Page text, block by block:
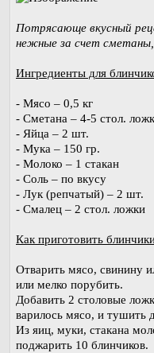
Потрясающе вкусный
нежные за счет
Ингредиенты для
- Мясо – 0,5 кг
- Сметана – 4-5 стол.
- Яйца – 2 шт.
- Мука – 150 гр.
- Молоко – 1 стакан
- Соль – по вкусу
- Лук (репчатый) – 2 шт.
- Смалец – 2 стол. ложки
Как приготовить
Отварить мясо, свинину
или мелко порубить.
Добавить 2 столовые
варилось мясо, и тушить
Из яиц, муки, стакана
поджарить 10 блинчиков.